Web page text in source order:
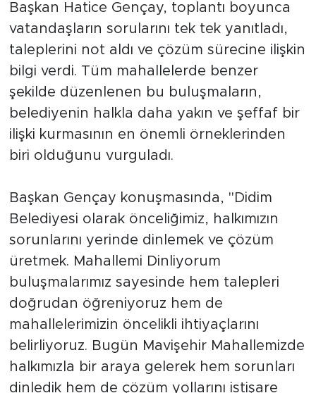
Başkan Hatice Gençay, toplantı boyunca
vatandaşların sorularını tek tek yanıtladı,
taleplerini not aldı ve çözüm sürecine ilişkin
bilgi verdi. Tüm mahallelerde benzer
şekilde düzenlenen bu buluşmaların,
belediyenin halkla daha yakın ve şeffaf bir
ilişki kurmasının en önemli örneklerinden
biri olduğunu vurguladı.
Başkan Gençay konuşmasında, "Didim
Belediyesi olarak önceliğimiz, halkımızın
sorunlarını yerinde dinlemek ve çözüm
üretmek. Mahallemi Dinliyorum
buluşmalarımız sayesinde hem talepleri
doğrudan öğreniyoruz hem de
mahallelerimizin öncelikli ihtiyaçlarını
belirliyoruz. Bugün Mavişehir Mahallemizde
halkımızla bir araya gelerek hem sorunları
dinledik hem de çözüm yollarını istişare